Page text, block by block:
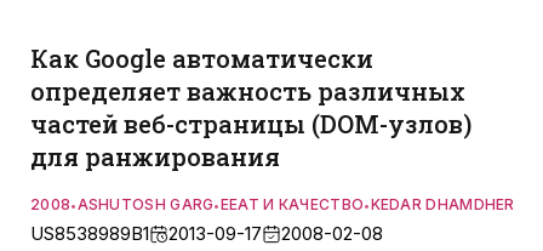
Как Google автоматически
определяет важность различных
частей веб-страницы (DOM-узлов)
для ранжирования
2008•ASHUTOSH GARG•EEAT И КАЧЕСТВО•KEDAR DHAMDHERE
US8538989B1 2013-09-17 2008-02-08